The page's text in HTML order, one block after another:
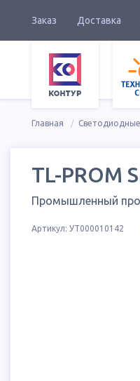
Заказ Доставка
Главная
TL-PROM
Промышленный
Артикул: УТ000010142